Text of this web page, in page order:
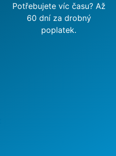
Potřebujete víc času? Až
60 dní za drobný
poplatek.